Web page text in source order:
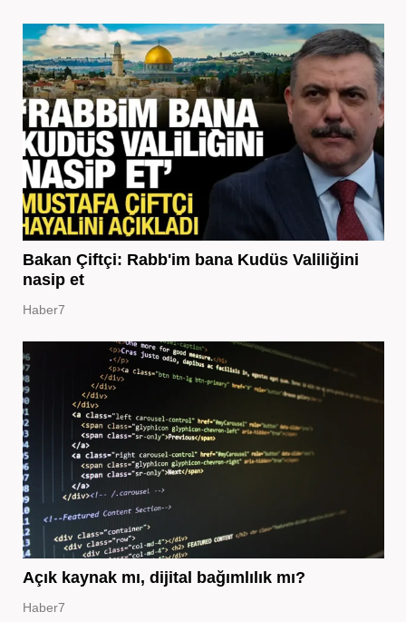
Bakan Çiftçi: Rabb'im bana Kudüs Valiliğini
nasip et
Haber7
Açık kaynak mı, dijital bağımlılık mı?
Haber7